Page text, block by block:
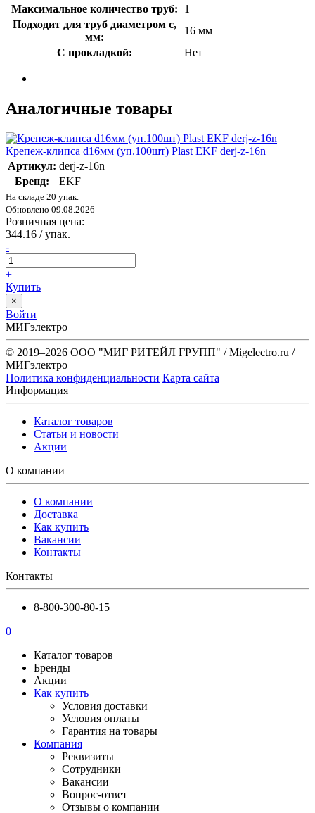
Максимальное количество труб:
1
Подходит для труб диаметром с,
мм:
16 мм
С прокладкой:
Нет
Аналогичные товары
Крепеж-клипса d16мм (уп.100шт) Plast EKF derj-z-16n
Артикул: derj-z-16n
Бренд:
EKF
На складе 20 упак.
Обновлено 09.08.2026
Розничная цена:
344.16 / упак.
-
+
Купить
×
Войти
МИГэлектро
© 2019–2026 ООО "МИГ РИТЕЙЛ ГРУПП" / Migelectro.ru /
МИГэлектро
Политика конфиденциальности Карта сайта
Информация
Каталог товаров
Статьи и новости
Акции
О компании
О компании
Доставка
Как купить
Вакансии
Контакты
Контакты
8-800-300-80-15
0
Каталог товаров
Бренды
Акции
Как купить
Условия доставки
Условия оплаты
Гарантия на товары
Компания
Реквизиты
Сотрудники
Вакансии
Вопрос-ответ
Отзывы о компании